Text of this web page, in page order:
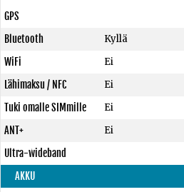
GPS
Bluetooth Kyllä
WiFi
Ei
Lähimaksu / NFC
Ei
Tuki omalle SIMmille
Ei
ANT+
Ei
Ultra-wideband
AKKU